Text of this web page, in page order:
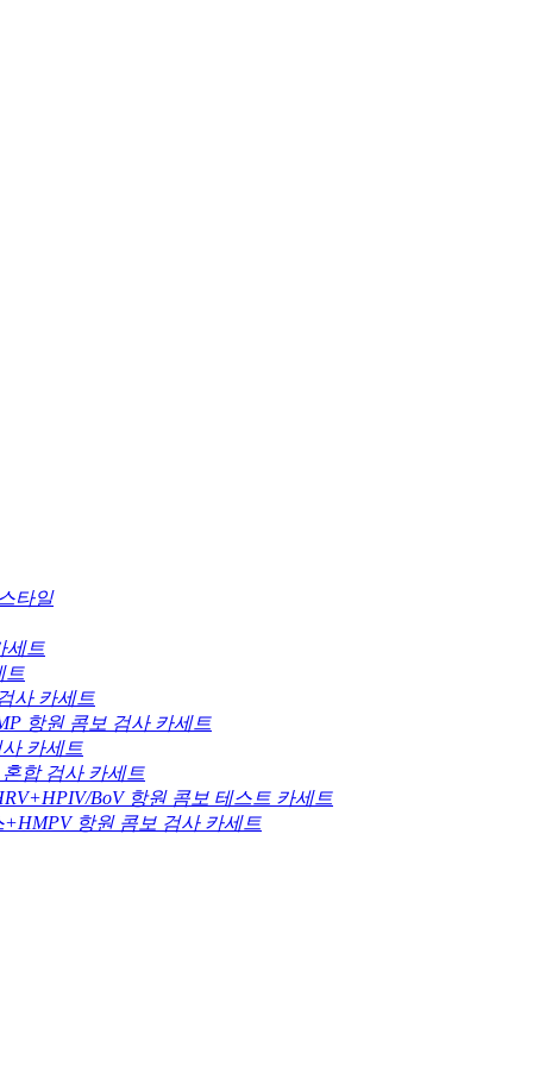
타일
세트
트
사 카세트
항원 콤보 검사 카세트
카세트
합 검사 카세트
BoV 항원 콤보 테스트 카세트
항원 콤보 검사 카세트